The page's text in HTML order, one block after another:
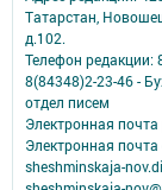
Татарстан,
д.102.
Телефон редакции:
8(84348)2-23-46 -
отдел писем
Электронная
Электронная
sheshminskaja-